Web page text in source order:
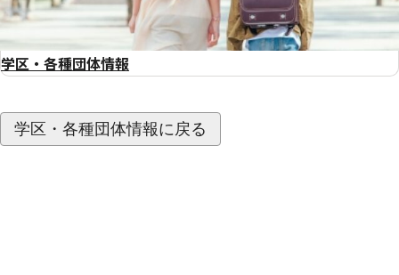
学区・各種団体情報
学区・各種団体情報に戻る